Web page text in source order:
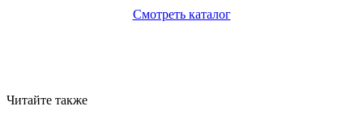
Смотреть каталог
Читайте также